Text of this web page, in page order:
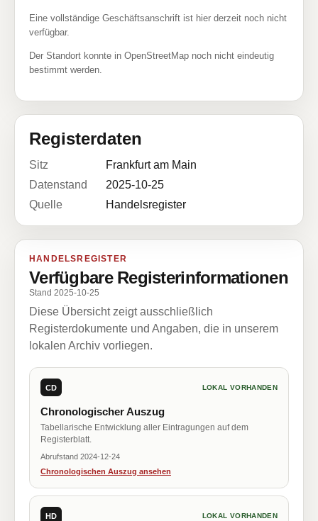
Eine vollständige Geschäftsanschrift ist hier derzeit noch nicht
verfügbar.
Der Standort konnte in OpenStreetMap noch nicht eindeutig
bestimmt werden.
Registerdaten
Sitz
Frankfurt am Main
Datenstand
2025-10-25
Quelle
Handelsregister
HANDELSREGISTER
Verfügbare Registerinformationen
Stand 2025-10-25
Diese Übersicht zeigt ausschließlich
Registerdokumente und Angaben, die in unserem
lokalen Archiv vorliegen.
CD LOKAL VORHANDEN
Chronologischer Auszug
Tabellarische Entwicklung aller Eintragungen auf dem
Registerblatt.
Abrufstand 2024-12-24
Chronologischen Auszug ansehen
HD LOKAL VORHANDEN